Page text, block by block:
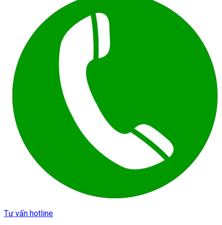
Tư vấn hotline